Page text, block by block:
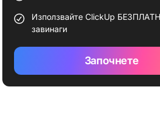
Използвайте ClickUp
завинаги
Започнете